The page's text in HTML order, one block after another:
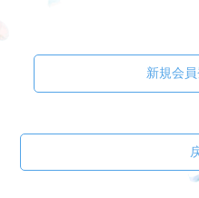
新規会